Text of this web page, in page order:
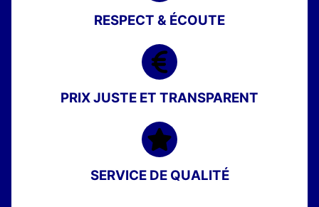
RESPECT & ÉCOUTE
PRIX JUSTE ET TRANSPARENT
SERVICE DE QUALITÉ